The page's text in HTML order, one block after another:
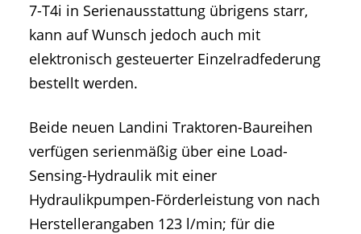
7-T4i in Serienausstattung übrigens starr,
kann auf Wunsch jedoch auch mit
elektronisch gesteuerter Einzelradfederung
bestellt werden.
Beide neuen Landini Traktoren-Baureihen
verfügen serienmäßig über eine Load-
Sensing-Hydraulik mit einer
Hydraulikpumpen-Förderleistung von nach
Herstellerangaben 123 l/min; für die